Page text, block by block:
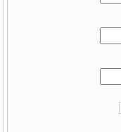
GeForce
GeForce
Radeon RX
GeForce RTX
Radeon RX